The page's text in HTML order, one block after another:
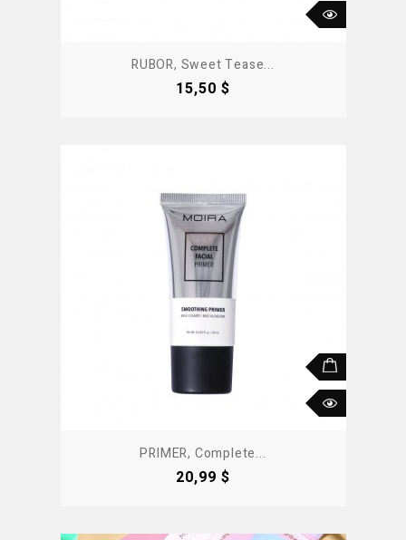
RUBOR, Sweet Tease...
Precio
15,50 $
PRIMER, Complete...
Precio
20,99 $